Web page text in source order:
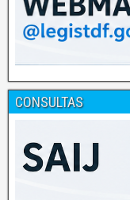
CONSULTAS